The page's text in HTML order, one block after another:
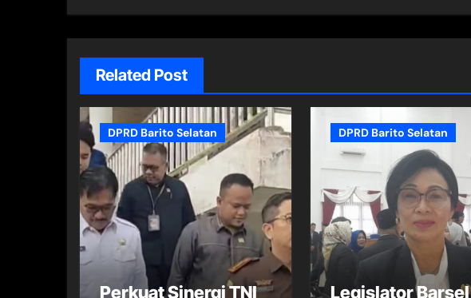
Related Post
DPRD Barito Selatan
Perkuat Sinergi TNI
DPRD Barito Selatan
Legislator Barsel